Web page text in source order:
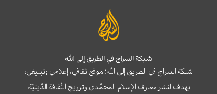
شبكة السراج في الطريق إلى الله
شبكة السراج في الطريق إلى الله؛ موقع ثقافي، إعلامي وتبليغي،
يهدف لنشر معارف الإسلام المحمّدي وترويج الثّقافة الدّينيّة،